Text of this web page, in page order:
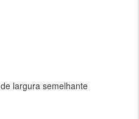
largura semelhante